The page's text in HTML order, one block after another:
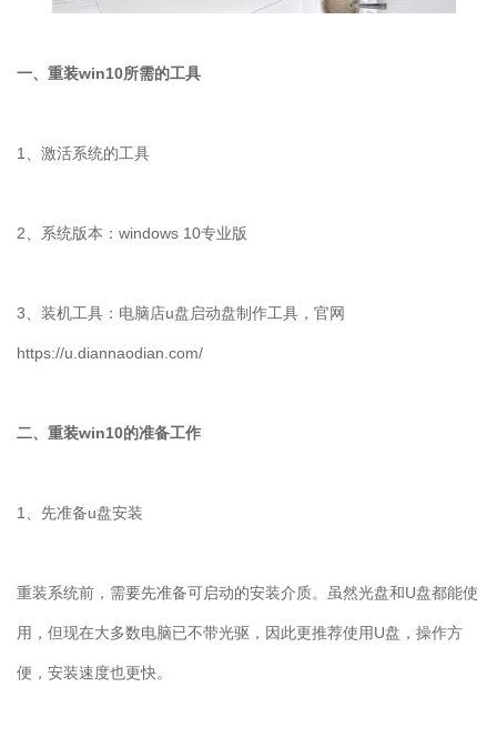
一、重装win10所需的工具
1 、激活系统的工具
2 、系统版本： windows 10专业版
3 、装机工具：电脑店u盘启动盘制作工具，官网
https://u.diannaodian.com/
二、重装win10的准备工作
1 、先准备u盘安装
重装系统前，需要先准备可启动的安装介质。虽然光盘和U盘都能使
用，但现在大多数电脑已不带光驱，因此更推荐使用U盘，操作方
便，安装速度也更快。